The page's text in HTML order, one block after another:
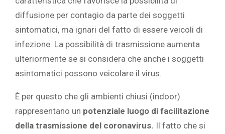
diffusione per contagio da parte dei soggetti
sintomatici, ma ignari del fatto di essere veicoli di
infezione. La possibilità di trasmissione aumenta
ulteriormente se si considera che anche i soggetti
asintomatici possono veicolare il virus.
È per questo che gli ambienti chiusi (indoor)
rappresentano un potenziale luogo di facilitazione
della trasmissione del coronavirus. Il fatto che si